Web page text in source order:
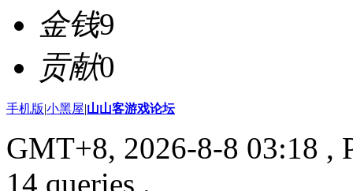
金钱9
贡献0
手机版|小黑屋|山山客游戏论坛
GMT+8, 2026-8-8 03:18 ,
14 queries .